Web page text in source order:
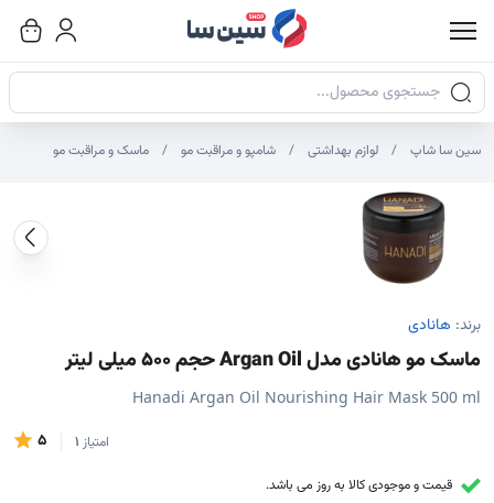
جستجوی محصولات
سین سا شاپ لوازم بهداشتی شامپو و مراقبت مو ماسک و مراقبت مو
برند: هانادی
ماسک مو هانادی مدل Argan Oil حجم 500 میلی لیتر
Hanadi Argan Oil Nourishing Hair Mask 500 ml
امتیاز 1
5
قیمت و موجودی کالا به روز می باشد.
تصاویر محصول
تصویر شاخص محصول
سایر تصاویر محصول - تصاویر بندانگشتی